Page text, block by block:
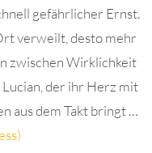
gefährlicher Ernst.
verweilt, desto mehr
zwischen Wirklichkeit
Lucian, der ihr Herz mit
aus dem Takt bringt …